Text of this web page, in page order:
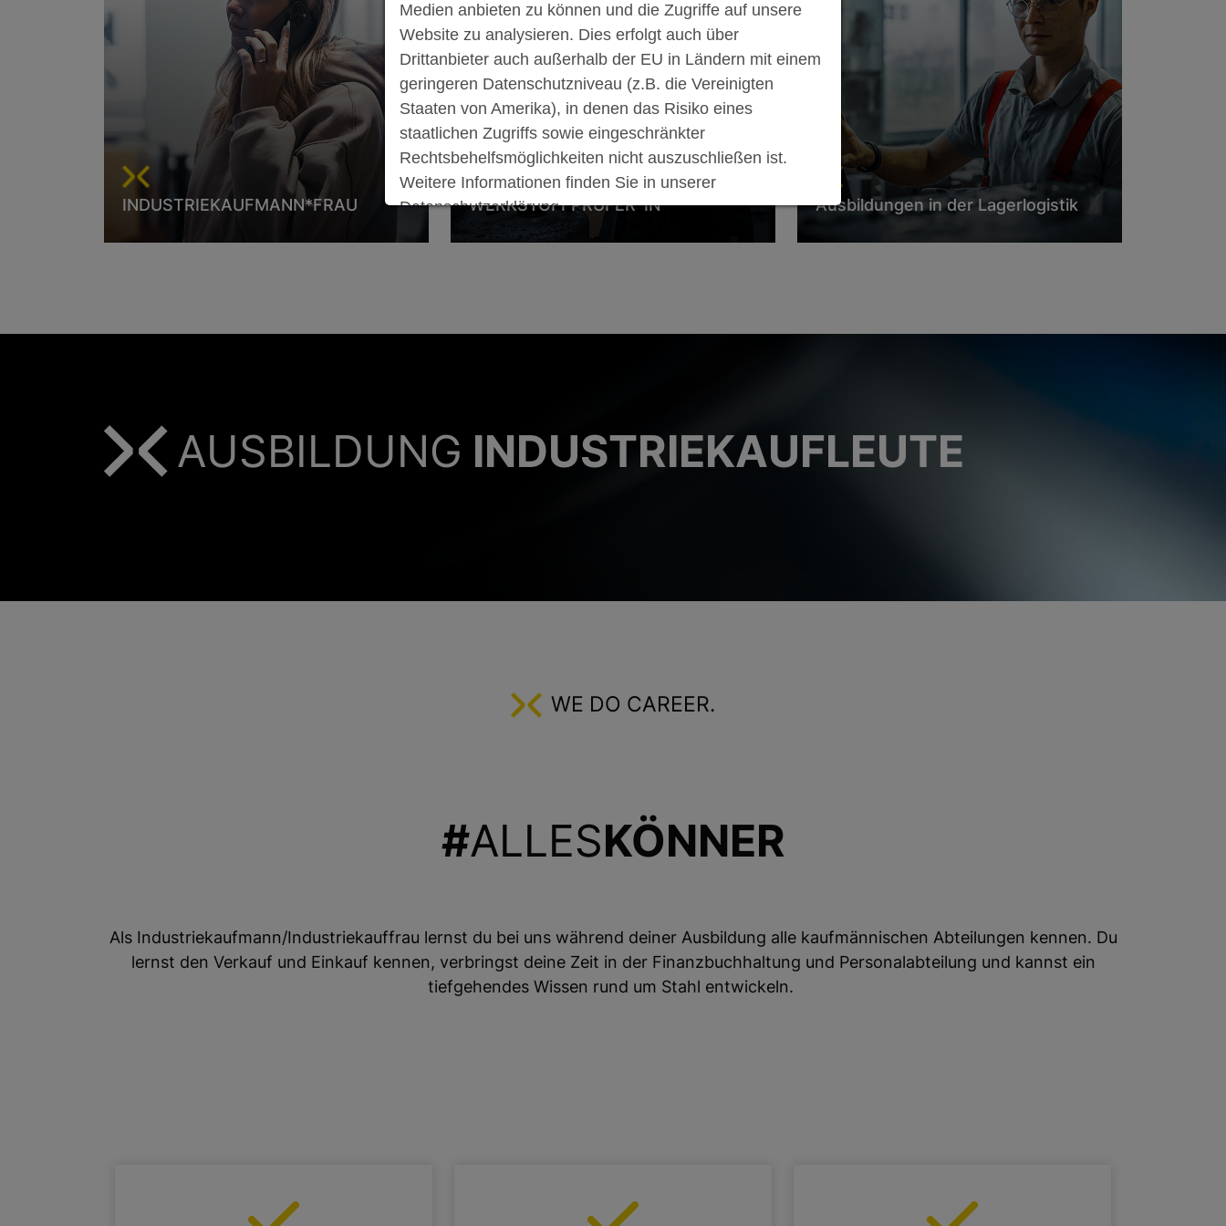
INDUSTRIEKAUFMANN*FRAU WERKSTOFFPRÜFER*IN
Als Werkstoffprüfer*in in der Wärmebehandlung
Ausbildungen in der Lagerlogistik
AUSBILDUNG INDUSTRIEKAUFLEUTE
WE DO CAREER.
#ALLESKÖNNER
Als Industriekaufmann/Industriekauffrau lernst du bei uns während deiner Ausbildung alle kaufmännischen Abteilungen kennen. Du
lernst den Verkauf und Einkauf kennen, verbringst deine Zeit in der Finanzbuchhaltung und Personalabteilung und kannst ein
tiefgehendes Wissen rund um Stahl entwickeln.
Medien anbieten zu können und die Zugriffe auf unsere
Website zu analysieren. Dies erfolgt auch über
Drittanbieter auch außerhalb der EU in Ländern mit einem
geringeren Datenschutzniveau (z.B. die Vereinigten
Staaten von Amerika), in denen das Risiko eines
staatlichen Zugriffs sowie eingeschränkter
Rechtsbehelfsmöglichkeiten nicht auszuschließen ist.
Weitere Informationen finden Sie in unserer
Datenschutzerklärung.
Sie können auswählen, welche optionalen Cookies Sie
Notwendige Cookies Analyse Cookies
ABLEHNEN